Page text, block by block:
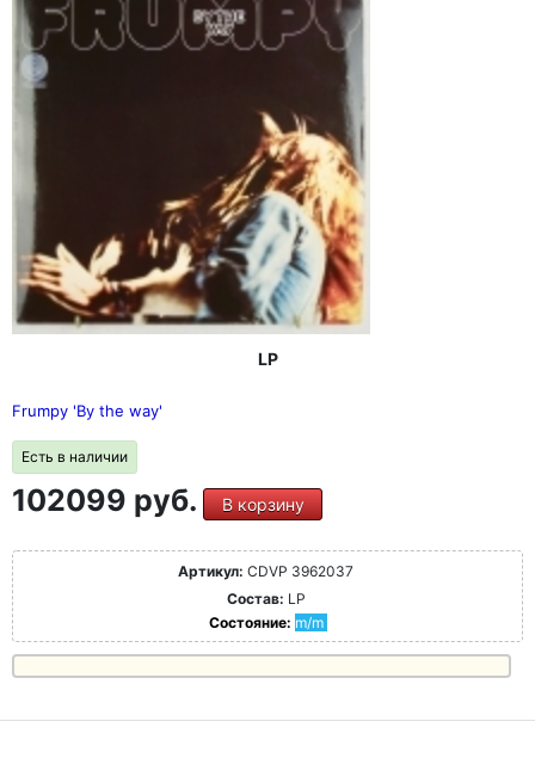
LP
Frumpy 'By the way'
Есть в наличии
102099 руб. В корзину
Артикул: CDVP 3962037
Состав: LP
Состояние: m/m